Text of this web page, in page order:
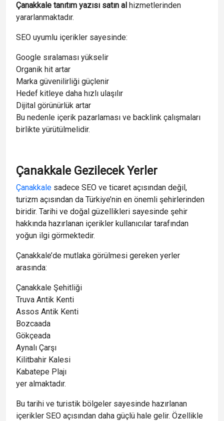
Çanakkale tanıtım yazısı satın al hizmetlerinden
yararlanmaktadır.
SEO uyumlu içerikler sayesinde:
Google sıralaması yükselir
Organik hit artar
Marka güvenilirliği güçlenir
Hedef kitleye daha hızlı ulaşılır
Dijital görünürlük artar
Bu nedenle içerik pazarlaması ve backlink çalışmaları
birlikte yürütülmelidir.
Çanakkale Gezilecek Yerler
Çanakkale sadece SEO ve ticaret açısından değil,
turizm açısından da Türkiye’nin en önemli şehirlerinden
biridir. Tarihi ve doğal güzellikleri sayesinde şehir
hakkında hazırlanan içerikler kullanıcılar tarafından
yoğun ilgi görmektedir.
Çanakkale’de mutlaka görülmesi gereken yerler
arasında:
Çanakkale Şehitliği
Truva Antik Kenti
Assos Antik Kenti
Bozcaada
Gökçeada
Aynalı Çarşı
Kilitbahir Kalesi
Kabatepe Plajı
yer almaktadır.
Bu tarihi ve turistik bölgeler sayesinde hazırlanan
içerikler SEO açısından daha güçlü hale gelir. Özellikle